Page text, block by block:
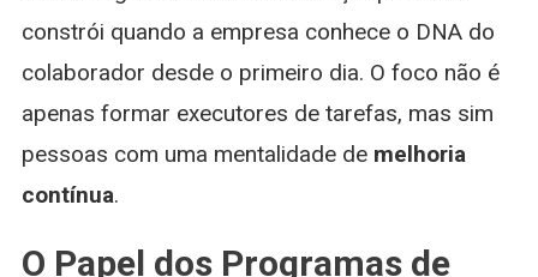
constrói quando a empresa conhece o DNA do
colaborador desde o primeiro dia. O foco não é
apenas formar executores de tarefas, mas sim
pessoas com uma mentalidade de melhoria
contínua.
O Papel dos Programas de